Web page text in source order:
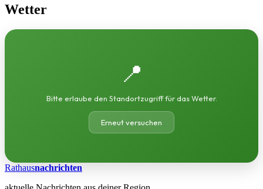
Wetter
📍
Bitte erlaube den Standortzugriff für das Wetter.
Erneut versuchen
Rathausnachrichten